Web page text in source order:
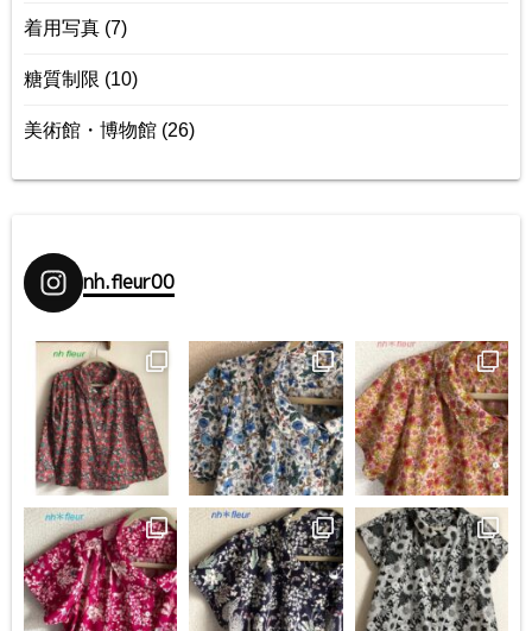
着用写真 (7)
糖質制限 (10)
美術館・博物館 (26)
nh.fleur00